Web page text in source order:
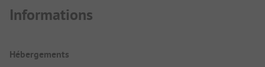
Informations
Hébergements